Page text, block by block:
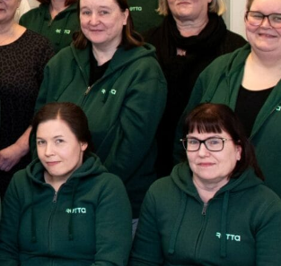
säännöllisesti, joten taloyhtiösi
kiinteistö- ja isännöintimaailman
Mikään taloyhtiösi talouteen liittyvä